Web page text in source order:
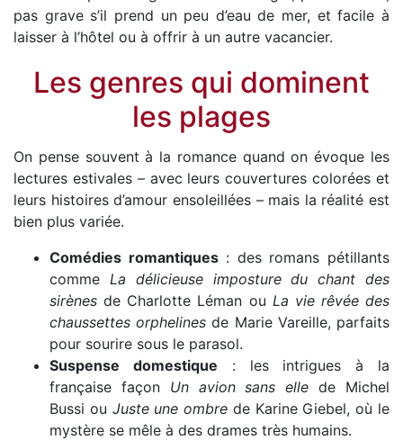
pas grave s’il prend un peu d’eau de mer, et facile à
laisser à l’hôtel ou à offrir à un autre vacancier.
Les genres qui dominent
les plages
On pense souvent à la romance quand on évoque les
lectures estivales – avec leurs couvertures colorées et
leurs histoires d’amour ensoleillées – mais la réalité est
bien plus variée.
Comédies romantiques: des romans pétillants
comme La délicieuse imposture du chant des
sirènes de Charlotte Léman ou La vie rêvée des
chaussettes orphelines de Marie Vareille, parfaits
pour sourire sous le parasol.
Suspense domestique : les intrigues à la
française façon Un avion sans elle de Michel
Bussi ou Juste une ombre de Karine Giebel, où le
mystère se mêle à des drames très humains.